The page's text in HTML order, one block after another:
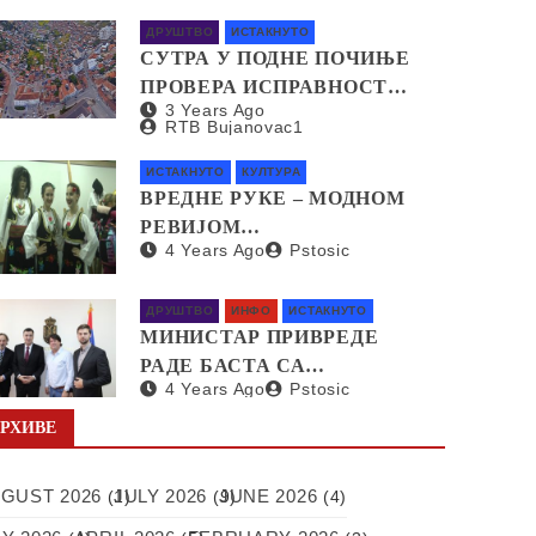
ДРУШТВО ИСТАКНУТО
СУТРА У ПОДНЕ ПОЧИЊЕ
ПРОВЕРА ИСПРАВНОСТИ
СИРЕНА ЗА
3 Years Ago
RTB Bujanovac1
ИСТАКНУТО КУЛТУРА
ВРЕДНЕ РУКЕ – МОДНОМ
РЕВИЈОМ
ПРЕДСТАВЉЕНЕ
СВИХ КРАЈЕВА СРБИЈЕ
4 Years Ago Pstosic
ДРУШТВО ИНФО ИСТАКНУТО
МИНИСТАР ПРИВРЕДЕ
РАДЕ БАСТА СА
ПРЕДСТАВНИЦИМА
SAPI О ОТВАРАЊУ
4 Years Ago Pstosic
2026 (1)
JULY 2026 (9)
JUNE 2026 (4)